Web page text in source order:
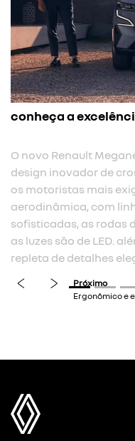
conheça a
O novo Renault
design inovador de
os motoristas mais
aerodinâmica, com
sofisticadas, as rodas
as luzes são de LED.
repleta de detalhes
previous nextPróximo
Ergonômico e